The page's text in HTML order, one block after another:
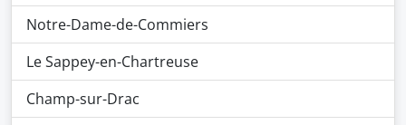
Notre-Dame-de-Commiers
Le Sappey-en-Chartreuse
Champ-sur-Drac